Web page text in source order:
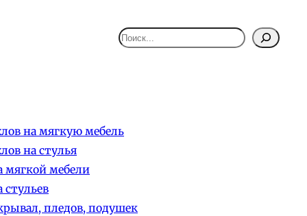
Поиск
на мягкую мебель
на стулья
мягкой мебели
пледов, подушек